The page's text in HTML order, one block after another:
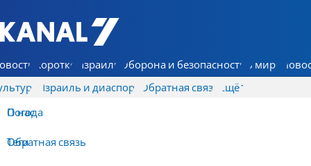
7 КАНАЛ - Аруц Шева
Коротко Израиль Оборона и безопасность В мире
Израиль и диаспора Обратная связь
О нас
Обратная связь
Ещё
Погода
Теги